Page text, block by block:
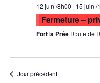
12 juin /8h00 - 15 juin /
Fermeture –
Fort la Prée Route de
Jour précédent